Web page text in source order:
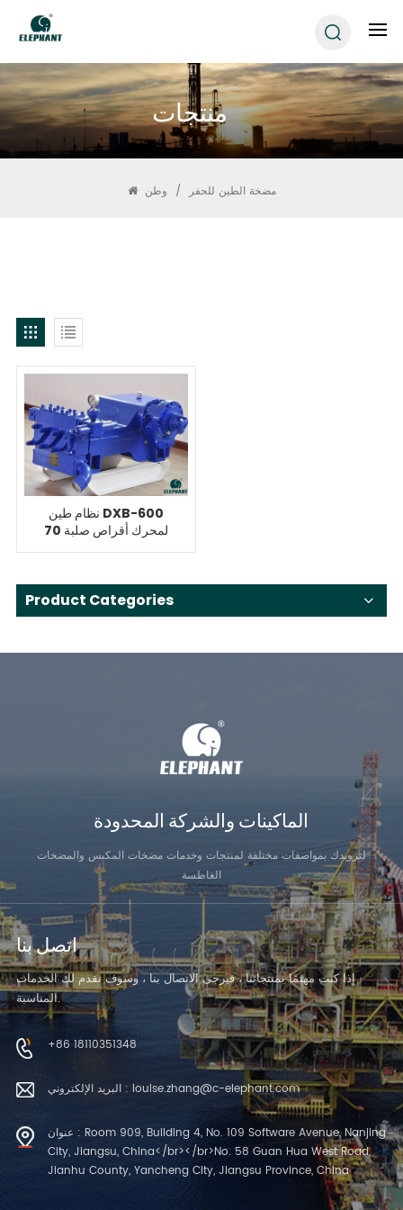
منتجات
/ مضخة الطين للحفر
نظام طين DXB-600
لمحرك أقراص صلبة 70
طن
Product Categories
الماكينات والشركة المحدودة
لتزويدك بمواصفات مختلفة لمنتجات وخدمات مضخات المكبس والمضخات
الغاطسة
اتصل بنا
إذا كنت مهتمًا بمنتجاتنا ، فيرجى الاتصال بنا ، وسوف نقدم لك الخدمات
المناسبة.
+86 18110351348
البريد الإلكتروني : louise.zhang@c-elephant.com
عنوان : Room 909, Building 4, No. 109 Software Avenue, Nanjing
City, Jiangsu, China</br></br>No. 58 Guan Hua West Road,
Jianhu County, Yancheng City, Jiangsu Province, China